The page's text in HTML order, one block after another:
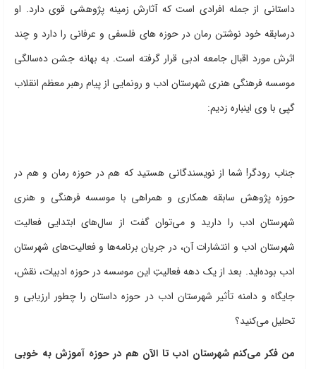
داستانی از جمله افرادی است که آثارش زمینه پژوهشی قوی دارد. او
درسابقه خود نوشتن رمان در حوزه های فلسفی و عرفانی را دارد و چند
اثرش مورد اقبال جامعه ادبی قرار گرفته است. به بهانه جشن ده‌سالگی
موسسه فرهنگی هنری شهرستان ادب و رونمایی از پیام رهبر معظم انقلاب
گپی با وی اینباره زدیم:
جناب رودگر! شما از نویسندگانی هستید که هم در حوزه رمان و هم در
حوزه پژوهش سابقه همکاری و همراهی با موسسه فرهنگی و هنری
شهرستان ادب را دارید و می‌توان گفت از سال‌های ابتدایی فعالیت
شهرستان ادب و انتشارات آن، در جریان برنامه‌ها و فعالیت‌های شهرستان
ادب بوده‌اید. بعد از یک دهه فعالیتِ این موسسه در حوزه ادبیات، نقش،
جایگاه و دامنه تأثیر شهرستان ادب در حوزه داستان را چطور ارزیابی و
تحلیل می‌کنید؟
من فکر می‌کنم شهرستان ادب تا الآن هم در حوزه آموزش به خوبی